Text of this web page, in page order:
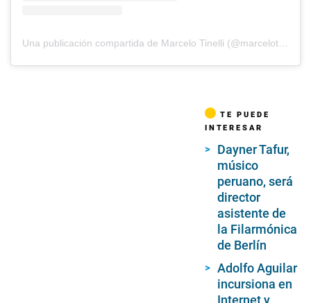
TE PUEDE
INTERESAR
Dayner Tafur,
músico
peruano, será
director
asistente de
la Filarmónica
de Berlín
Adolfo Aguilar
incursiona en
Internet y